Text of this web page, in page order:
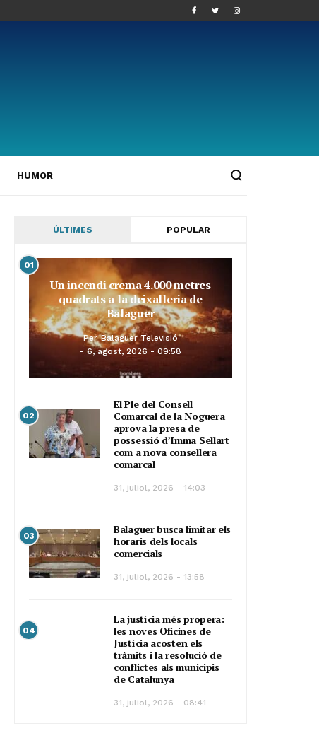
HUMOR
ÚLTIMES POPULAR
01
Un incendi crema 4.000 metres
quadrats a la deixalleria de
Balaguer
Per Balaguer Televisió
6, agost, 2026 - 09:58
02
El Ple del Consell
Comarcal de la Noguera
aprova la presa de
possessió d’Imma Sellart
com a nova consellera
comarcal
31, juliol, 2026 - 14:03
03
Balaguer busca limitar els
horaris dels locals
comercials
31, juliol, 2026 - 13:58
04
La justícia més propera:
les noves Oficines de
Justícia acosten els
tràmits i la resolució de
conflictes als municipis
de Catalunya
31, juliol, 2026 - 08:41